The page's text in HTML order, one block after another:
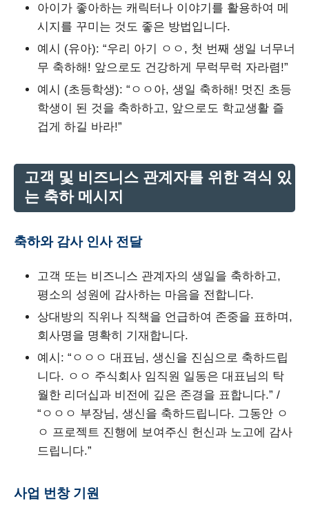
아이가 좋아하는 캐릭터나 이야기를 활용하여 메
시지를 꾸미는 것도 좋은 방법입니다.
예시 (유아): “우리 아기 ㅇㅇ, 첫 번째 생일 너무너
무 축하해! 앞으로도 건강하게 무럭무럭 자라렴!”
예시 (초등학생): “ㅇㅇ아, 생일 축하해! 멋진 초등
학생이 된 것을 축하하고, 앞으로도 학교생활 즐
겁게 하길 바라!”
고객 및 비즈니스 관계자를 위한 격식 있
는 축하 메시지
축하와 감사 인사 전달
고객 또는 비즈니스 관계자의 생일을 축하하고,
평소의 성원에 감사하는 마음을 전합니다.
상대방의 직위나 직책을 언급하여 존중을 표하며,
회사명을 명확히 기재합니다.
예시: “ㅇㅇㅇ 대표님, 생신을 진심으로 축하드립
니다. ㅇㅇ 주식회사 임직원 일동은 대표님의 탁
월한 리더십과 비전에 깊은 존경을 표합니다.” /
“ㅇㅇㅇ 부장님, 생신을 축하드립니다. 그동안 ㅇ
ㅇ 프로젝트 진행에 보여주신 헌신과 노고에 감사
드립니다.”
사업 번창 기원